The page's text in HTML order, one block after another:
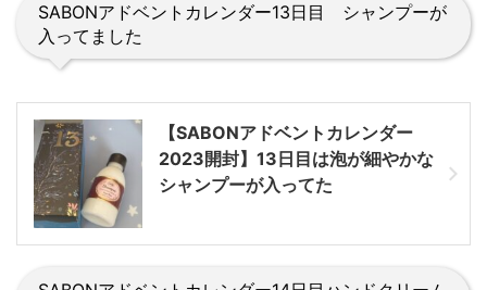
SABONアドベントカレンダー13日目 シャンプーが
入ってました
【SABONアドベントカレンダー
2023開封】13日目は泡が細やかな
シャンプーが入ってた